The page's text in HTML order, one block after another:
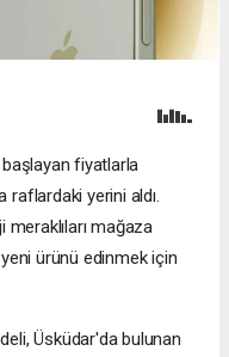
fiyatlarla
raflardaki yerini aldı.
mağaza
ürünü edinmek için
Üsküdar'da bulunan